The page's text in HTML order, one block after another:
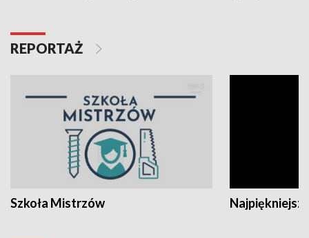
REPORTAŻ
Szkoła Mistrzów